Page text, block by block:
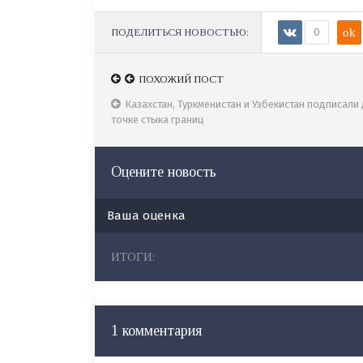
ПОДЕЛИТЬСЯ НОВОСТЬЮ: 0 ok
ПОХОЖИЙ ПОСТ
В Комитете рассмотрены казахстанско-
договоры
ПОХОЖИЙ ПОСТ
Казахстан, Туркменистан и Узбекистан
точке стыка границ
Оцените новость
Ваша оценка
ИТОГИ:
1 комментария